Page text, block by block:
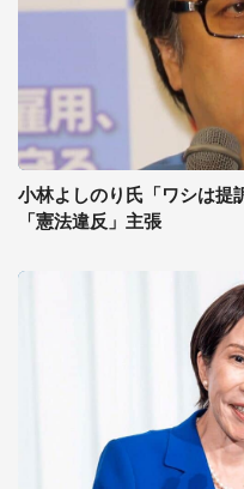
小林よしのり氏「ワシは提
「憲法違反」主張